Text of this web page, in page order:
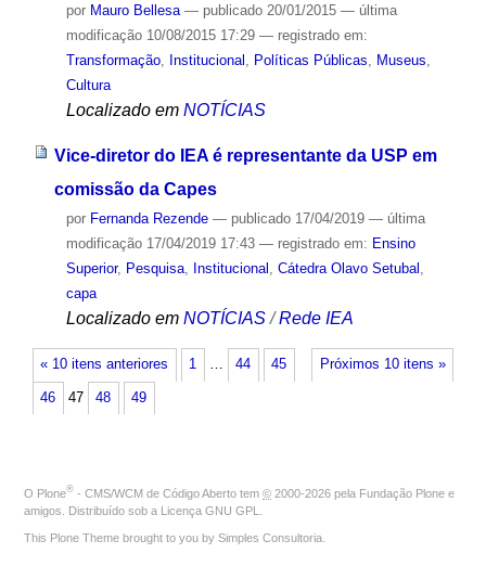
por Mauro Bellesa — publicado20/01/2015 — última
modificação10/08/2015 17:29 — registrado em:
Transformação, Institucional Políticas Públicas Museus
Cultura
Localizado em NOTÍCIAS
Vice-diretor do IEA é representante da USP em
comissão da Capes
por Fernanda Rezende — publicado17/04/2019 — última
modificação17/04/2019 17:43 — registrado em: Ensino
Superior, Pesquisa, Institucional , Cátedra Olavo Setubal ,
capa
Localizado em NOTÍCIAS /Rede IEA
« 10 itens anteriores Próximos 10 itens »
1 … 44 45
46 47 48 49
O Plone® - CMS/WCM de Código Aberto tem © 2000-2026 pela Fundação Plone e
amigos. Distribuído sob a Licença GNU GPL
This Plone Theme brought to you by Simples Consultoria